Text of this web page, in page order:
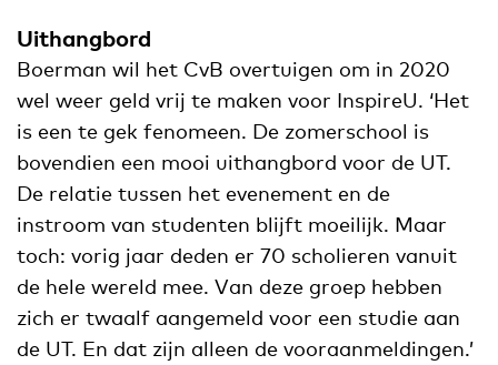
Uithangbord
Boerman wil het CvB overtuigen om in 2020
wel weer geld vrij te maken voor InspireU. ‘Het
is een te gek fenomeen. De zomerschool is
bovendien een mooi uithangbord voor de UT.
De relatie tussen het evenement en de
instroom van studenten blijft moeilijk. Maar
toch: vorig jaar deden er 70 scholieren vanuit
de hele wereld mee. Van deze groep hebben
zich er twaalf aangemeld voor een studie aan
de UT. En dat zijn alleen de vooraanmeldingen.’